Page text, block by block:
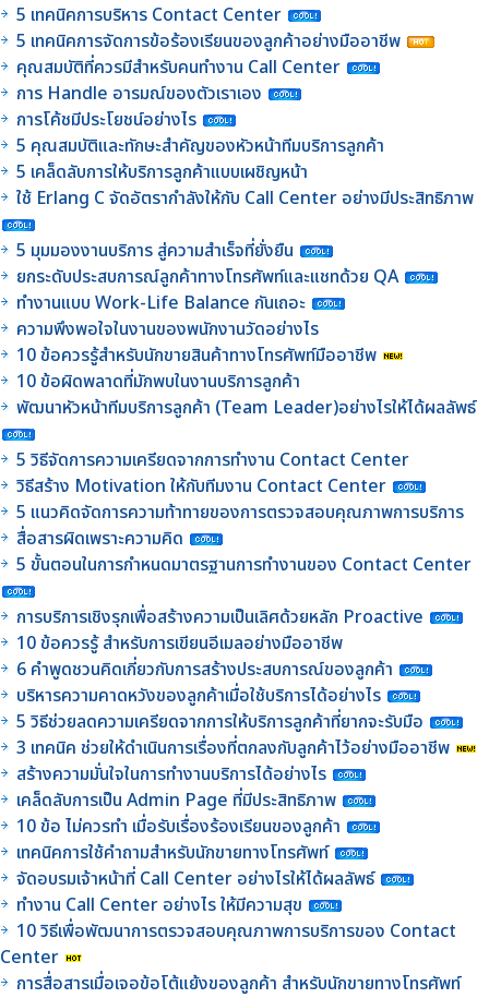
5 เทคนิคการบริหาร Contact Center
5 เทคนิคการจัดการข้อร้องเรียนของลูกค้าอย่างมืออาชีพ
คุณสมบัติที่ควรมีสำหรับคนทำงาน Call Center
การ Handle อารมณ์ของตัวเราเอง
การโค้ชมีประโยชน์อย่างไร
5 คุณสมบัติและทักษะสำคัญของหัวหน้าทีมบริการลูกค้า
5 เคล็ดลับการให้บริการลูกค้าแบบเผชิญหน้า
ใช้ Erlang C จัดอัตรากำลังให้กับ Call Center อย่างมีประสิทธิภาพ
5 มุมมองงานบริการ สู่ความสำเร็จที่ยั่งยืน
ยกระดับประสบการณ์ลูกค้าทางโทรศัพท์และแชทด้วย QA
ทำงานแบบ Work-Life Balance กันเถอะ
ความพึงพอใจในงานของพนักงานวัดอย่างไร
10 ข้อควรรู้สำหรับนักขายสินค้าทางโทรศัพท์มืออาชีพ
10 ข้อผิดพลาดที่มักพบในงานบริการลูกค้า
พัฒนาหัวหน้าทีมบริการลูกค้า (Team Leader)อย่างไรให้ได้ผลลัพธ์
5 วิธีจัดการความเครียดจากการทำงาน Contact Center
วิธีสร้าง Motivation ให้กับทีมงาน Contact Center
5 แนวคิดจัดการความท้าทายของการตรวจสอบคุณภาพการบริการ
สื่อสารผิดเพราะความคิด
5 ขั้นตอนในการกำหนดมาตรฐานการทำงานของ Contact Center
การบริการเชิงรุกเพื่อสร้างความเป็นเลิศด้วยหลัก Proactive
10 ข้อควรรู้ สำหรับการเขียนอีเมลอย่างมืออาชีพ
6 คำพูดชวนคิดเกี่ยวกับการสร้างประสบการณ์ของลูกค้า
บริหารความคาดหวังของลูกค้าเมื่อใช้บริการได้อย่างไร
5 วิธีช่วยลดความเครียดจากการให้บริการลูกค้าที่ยากจะรับมือ
3 เทคนิค ช่วยให้ดำเนินการเรื่องที่ตกลงกับลูกค้าไว้อย่างมืออาชีพ
สร้างความมั่นใจในการทำงานบริการได้อย่างไร
เคล็ดลับการเป็น Admin Page ที่มีประสิทธิภาพ
10 ข้อ ไม่ควรทำ เมื่อรับเรื่องร้องเรียนของลูกค้า
เทคนิคการใช้คำถามสำหรับนักขายทางโทรศัพท์
จัดอบรมเจ้าหน้าที่ Call Center อย่างไรให้ได้ผลลัพธ์
ทำงาน Call Center อย่างไร ให้มีความสุข
10 วิธีเพื่อพัฒนาการตรวจสอบคุณภาพการบริการของ Contact
Center
การสื่อสารเมื่อเจอข้อโต้แย้งของลูกค้า สำหรับนักขายทางโทรศัพท์